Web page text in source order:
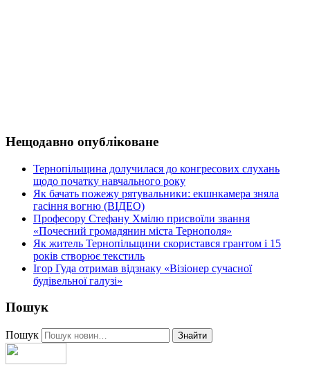
Нещодавно опубліковане
Тернопільщина долучилася до конгресових слухань
щодо початку навчального року
Як бачать пожежу рятувальники: екшнкамера зняла
гасіння вогню (ВІДЕО)
Професору Стефану Хмілю присвоїли звання
«Почесний громадянин міста Тернополя»
Як житель Тернопільщини скористався грантом і 15
років створює текстиль
Ігор Гуда отримав відзнаку «Візіонер сучасної
будівельної галузі»
Пошук
Пошук Знайти